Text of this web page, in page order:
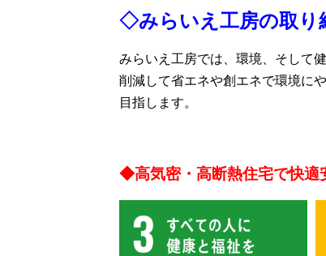
◇みらいえ工房の取り
みらいえ工房では、環境、そして
削減して省エネや創エネで環境に
目指します。
◆高気密・高断熱住宅で快適